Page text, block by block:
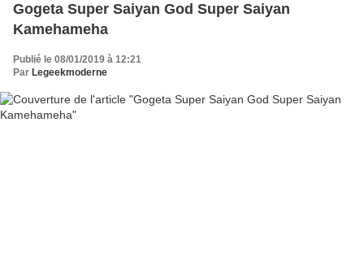
Gogeta Super Saiyan God Super Saiyan
Kamehameha
Publié le 08/01/2019 à 12:21
Par Legeekmoderne